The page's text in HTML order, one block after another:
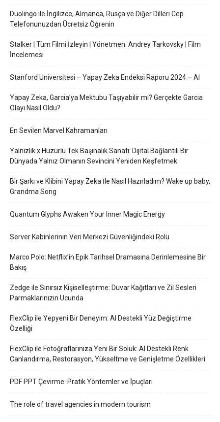
Duolingo ile İngilizce, Almanca, Rusça ve Diğer Dilleri Cep
Telefonunuzdan Ücretsiz Öğrenin
Stalker | Tüm Filmi İzleyin | Yönetmen: Andrey Tarkovsky | Film
İncelemesi
Stanford Üniversitesi – Yapay Zeka Endeksi Raporu 2024 – AI
Yapay Zeka, Garcia’ya Mektubu Taşıyabilir mi? Gerçekte Garcia
Olayı Nasıl Oldu?
En Sevilen Marvel Kahramanları
Yalnızlık x Huzurlu Tek Başınalık Sanatı: Dijital Bağlantılı Bir
Dünyada Yalnız Olmanın Sevincini Yeniden Keşfetmek
Bir Şarkı ve Klibini Yapay Zeka İle Nasıl Hazırladım? Wake up baby,
Grandma Song
Quantum Glyphs Awaken Your Inner Magic Energy
Server Kabinlerinin Veri Merkezi Güvenliğindeki Rolü
Marco Polo: Netflix’in Epik Tarihsel Dramasına Derinlemesine Bir
Bakış
Zedge ile Sınırsız Kişiselleştirme: Duvar Kağıtları ve Zil Sesleri
Parmaklarınızın Ucunda
FlexClip ile Yepyeni Bir Deneyim: AI Destekli Yüz Değiştirme
Özelliği
FlexClip ile Fotoğraflarınıza Yeni Bir Soluk: AI Destekli Renk
Canlandırma, Restorasyon, Yükseltme ve Genişletme Özellikleri
PDF PPT Çevirme: Pratik Yöntemler ve İpuçları
The role of travel agencies in modern tourism